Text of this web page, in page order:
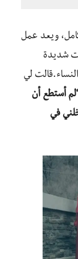
ويعد عمل
شديدة
لي
أستطع أن
في